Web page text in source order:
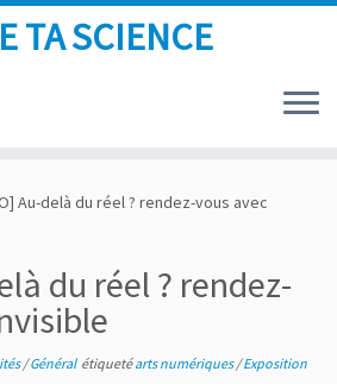
TA SCIENCE
Au-delà du réel ? rendez-vous avec
du réel ? rendez-
/Général étiquetéarts numériques/Exposition